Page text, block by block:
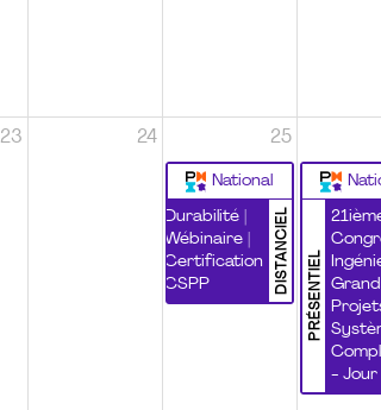
23 24 25
National
DISTANCIEL
Durabilité |
Wébinaire |
Certification
CSPP
PRÉSENTIEL
- Jour